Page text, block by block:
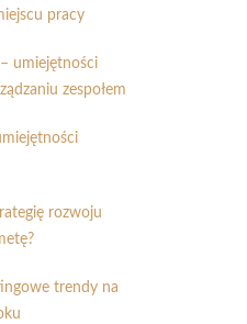
pracy
umiejętności
zespołem
rozwoju
trendy na